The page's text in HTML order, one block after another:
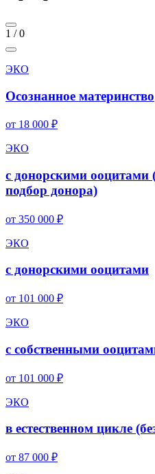
1 /0
ЭКО
Осознанное материнство
от 18 000 ₽
ЭКО
с донорскими
подбор донора)
от 350 000 ₽
ЭКО
с донорскими ооцитами
от 101 000 ₽
ЭКО
с собственными
от 101 000 ₽
ЭКО
в естественном цикле
от 87 000 ₽